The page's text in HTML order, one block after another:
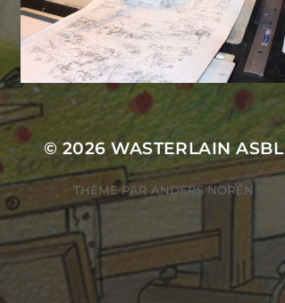
© 2026WASTERLAIN ASBL
THÈME PAR ANDERS NORÉN